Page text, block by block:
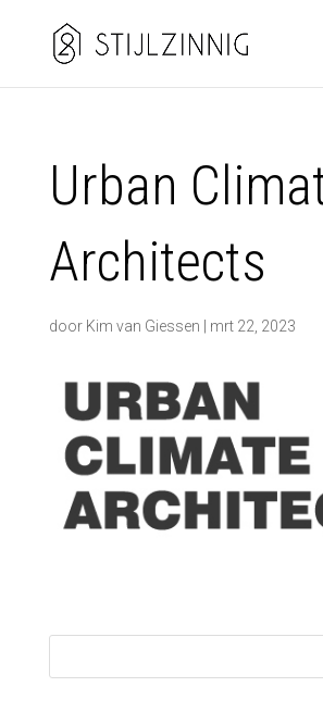
Urban
Architects
door Kim van Giessen mrt 22, 2023